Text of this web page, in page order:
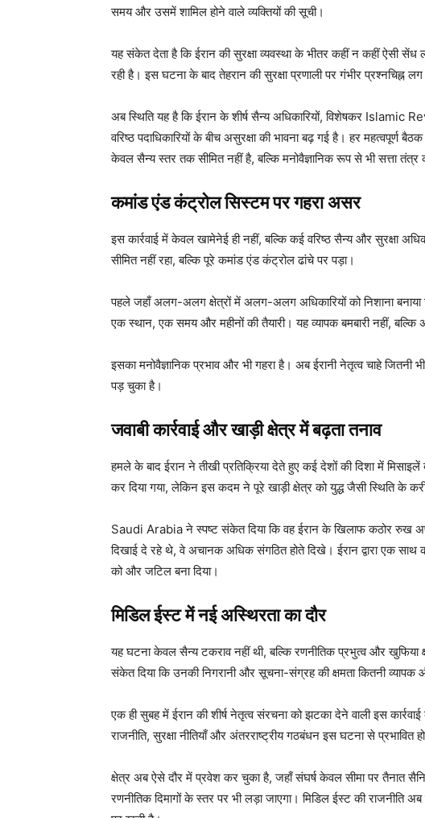
समय और उसमें शामिल होने वाले व्यक्तियों की सूची।
यह संकेत देता है कि ईरान की सुरक्षा व्यवस्था के भीतर कहीं न कहीं ऐसी
रही है। इस घटना के बाद तेहरान की सुरक्षा प्रणाली पर गंभीर प्रश्नचिह्न
अब स्थिति यह है कि ईरान के शीर्ष सैन्य अधिकारियों, विशेषकर
वरिष्ठ पदाधिकारियों के बीच असुरक्षा की भावना बढ़ गई है। हर
केवल सैन्य स्तर तक सीमित नहीं है, बल्कि मनोवैज्ञानिक रूप से भी सत्ता तंत्र
कमांड एंड कंट्रोल सिस्टम पर गहरा असर
इस कार्रवाई में केवल खामेनेई ही नहीं, बल्कि कई वरिष्ठ सैन्य और सुरक्षा
सीमित नहीं रहा, बल्कि पूरे कमांड एंड कंट्रोल ढांचे पर पड़ा।
पहले जहाँ अलग-अलग क्षेत्रों में अलग-अलग अधिकारियों को निशाना
एक स्थान, एक समय और महीनों की तैयारी। यह व्यापक बमबारी नहीं,
इसका मनोवैज्ञानिक प्रभाव और भी गहरा है। अब ईरानी नेतृत्व चाहे जितनी
पड़ चुका है।
जवाबी कार्रवाई और खाड़ी क्षेत्र में बढ़ता तनाव
हमले के बाद ईरान ने तीखी प्रतिक्रिया देते हुए कई देशों की दिशा में मिसाइलें
कर दिया गया, लेकिन इस कदम ने पूरे खाड़ी क्षेत्र को युद्ध जैसी स्थिति के
Saudi Arabia ने स्पष्ट संकेत दिया कि वह ईरान के खिलाफ कठोर रुख
दिखाई दे रहे थे, वे अचानक अधिक संगठित होते दिखे। ईरान द्वारा एक साथ
को और जटिल बना दिया।
मिडिल ईस्ट में नई अस्थिरता का दौर
यह घटना केवल सैन्य टकराव नहीं थी, बल्कि रणनीतिक प्रभुत्व और खुफिया
संकेत दिया कि उनकी निगरानी और सूचना-संग्रह की क्षमता कितनी व्यापक
एक ही सुबह में ईरान की शीर्ष नेतृत्व संरचना को झटका देने वाली इस
राजनीति, सुरक्षा नीतियाँ और अंतरराष्ट्रीय गठबंधन इस घटना से प्रभावित
क्षेत्र अब ऐसे दौर में प्रवेश कर चुका है, जहाँ संघर्ष केवल सीमा पर तैनात
रणनीतिक दिमागों के स्तर पर भी लड़ा जाएगा। मिडिल ईस्ट की